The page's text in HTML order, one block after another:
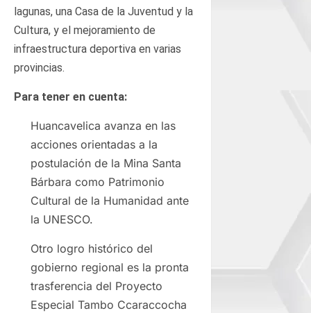
lagunas, una Casa de la Juventud y la
Cultura, y el mejoramiento de
infraestructura deportiva en varias
provincias.
Para tener en cuenta:
Huancavelica avanza en las
acciones orientadas a la
postulación de la Mina Santa
Bárbara como Patrimonio
Cultural de la Humanidad ante
la UNESCO.
Otro logro histórico del
gobierno regional es la pronta
trasferencia del Proyecto
Especial Tambo Ccaraccocha